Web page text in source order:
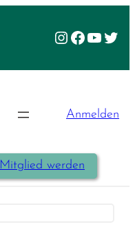
Instagram
Facebook
Anmelden
Mitglied werden